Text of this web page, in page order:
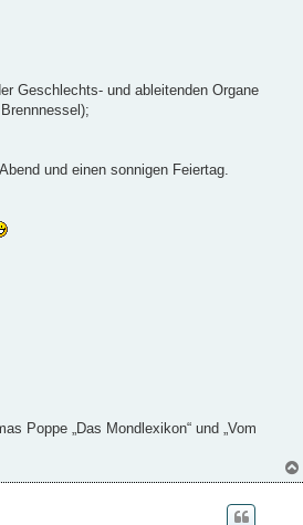
Geschlechts- und ableitenden Organe
und einen sonnigen Feiertag.
Poppe „Das Mondlexikon“ und „Vom